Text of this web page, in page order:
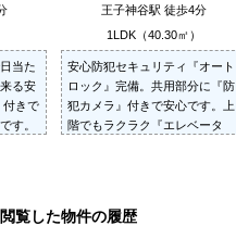
当た
る安
付きで
す。
王子神谷駅 徒歩4分
1LDK（40.30㎡）
安心防犯セキュリティ『オート
ロック』完備。共用部分に『防
犯カメラ』付きで安心です。上
階でもラクラク『エレベータ
閲覧した物件の履歴